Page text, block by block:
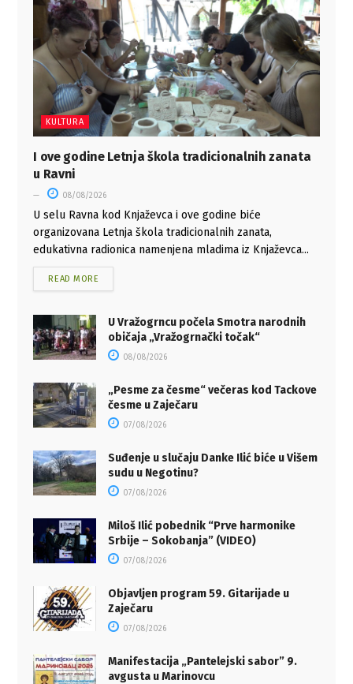
KULTURA
I ove godine Letnja škola tradicionalnih zanata
u Ravni
08/08/2026
U selu Ravna kod Knjaževca i ove godine biće
organizovana Letnja škola tradicionalnih zanata,
edukativna radionica namenjena mladima iz Knjaževca...
READ MORE
U Vražogrncu počela Smotra narodnih
običaja „Vražogrnački točak“
08/08/2026
„Pesme za česme“ večeras kod Tackove
česme u Zaječaru
07/08/2026
Suđenje u slučaju Danke Ilić biće u Višem
sudu u Negotinu?
07/08/2026
Miloš Ilić pobednik “Prve harmonike
Srbije – Sokobanja” (VIDEO)
07/08/2026
Objavljen program 59. Gitarijade u
Zaječaru
07/08/2026
Manifestacija „Pantelejski sabor” 9.
avgusta u Marinovcu